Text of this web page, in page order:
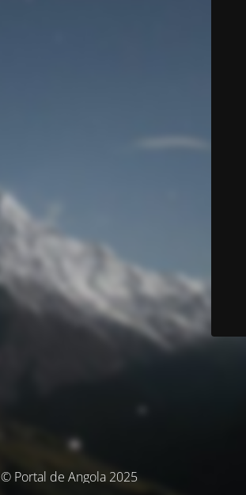
© Portal de Angola 2025